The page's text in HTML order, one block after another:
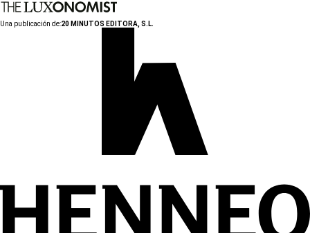
Una publicación de:20 MINUTOS EDITORA, S.L.